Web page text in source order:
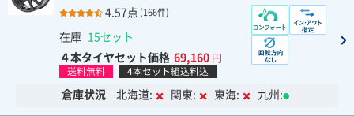
4.57点 (166件)
在庫 15セット
４本タイヤセット価格 69,160 円
送料無料 4本セット組込料込
倉庫状況 北海道: 関東: 東海: 九州: